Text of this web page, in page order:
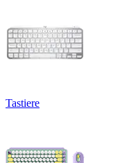
Tastiere